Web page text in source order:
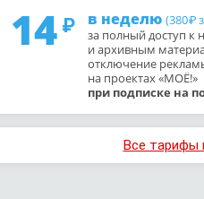
14 в неделю (380₽
за полный доступ к
и архивным
отключение
на проектах «МОЁ!»
при подписке на
Все тарифы